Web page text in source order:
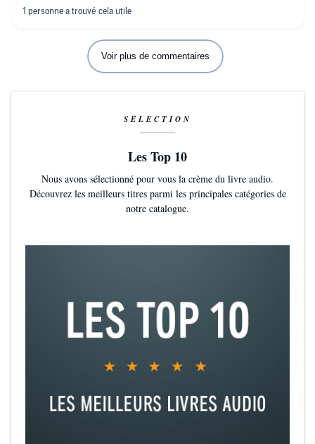
Voir plus de commentaires
SÉLECTION
Les Top 10
Nous avons sélectionné pour vous la crème du livre audio.
Découvrez les meilleurs titres parmi les principales catégories de
notre catalogue.